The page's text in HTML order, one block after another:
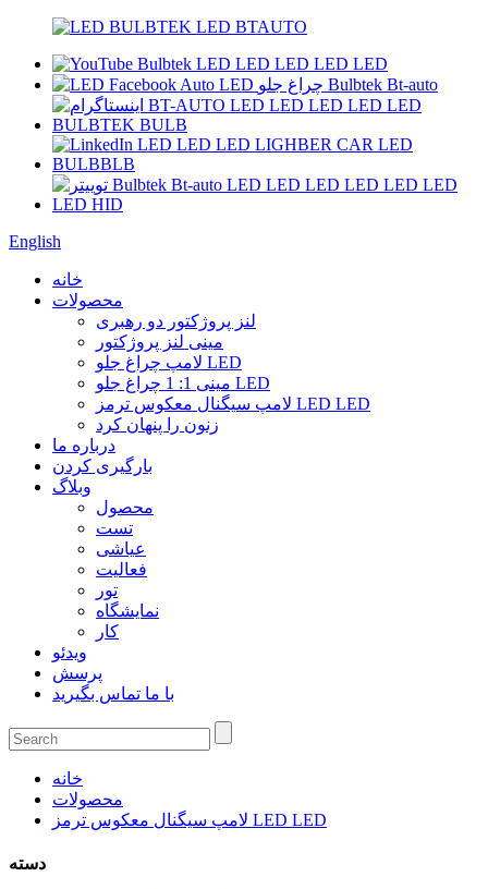
English
خانه
محصولات
لنز پروژکتور دو رهبری
مینی لنز پروژکتور
لامپ چراغ جلو LED
مینی 1: 1 چراغ جلو LED
لامپ سیگنال معکوس ترمز LED LED
زنون را پنهان کرد
درباره ما
بارگیری کردن
وبلاگ
محصول
تست
عیاشی
فعالیت
تور
نمایشگاه
کار
ویدئو
پرسش
با ما تماس بگیرید
خانه
محصولات
لامپ سیگنال معکوس ترمز LED LED
دسته